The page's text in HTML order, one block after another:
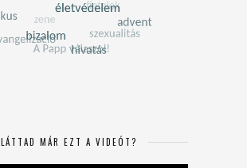
LÁTTAD MÁR EZT A VIDEÓT?